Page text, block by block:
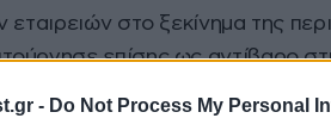
- Do Not Process My Personal
στο ξεκίνημα της
επίσης ως αντίβαρο
φέρνοντας ξανά στο